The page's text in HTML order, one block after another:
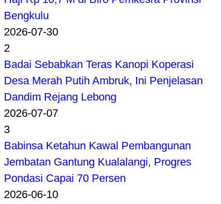
Bengkulu
2026-07-30
2
Badai Sebabkan Teras Kanopi Koperasi
Desa Merah Putih Ambruk, Ini Penjelasan
Dandim Rejang Lebong
2026-07-07
3
Babinsa Ketahun Kawal Pembangunan
Jembatan Gantung Kualalangi, Progres
Pondasi Capai 70 Persen
2026-06-10